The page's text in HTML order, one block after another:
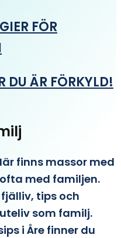
FÖR
DU ÄR FÖRKYLD!
finns massor med
med familjen.
tips och
som familj.
i Åre finner du